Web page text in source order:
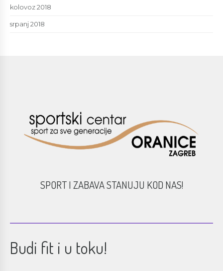
kolovoz 2018
srpanj 2018
SPORT I ZABAVA STANUJU KOD NAS!
Budi fit i u toku!